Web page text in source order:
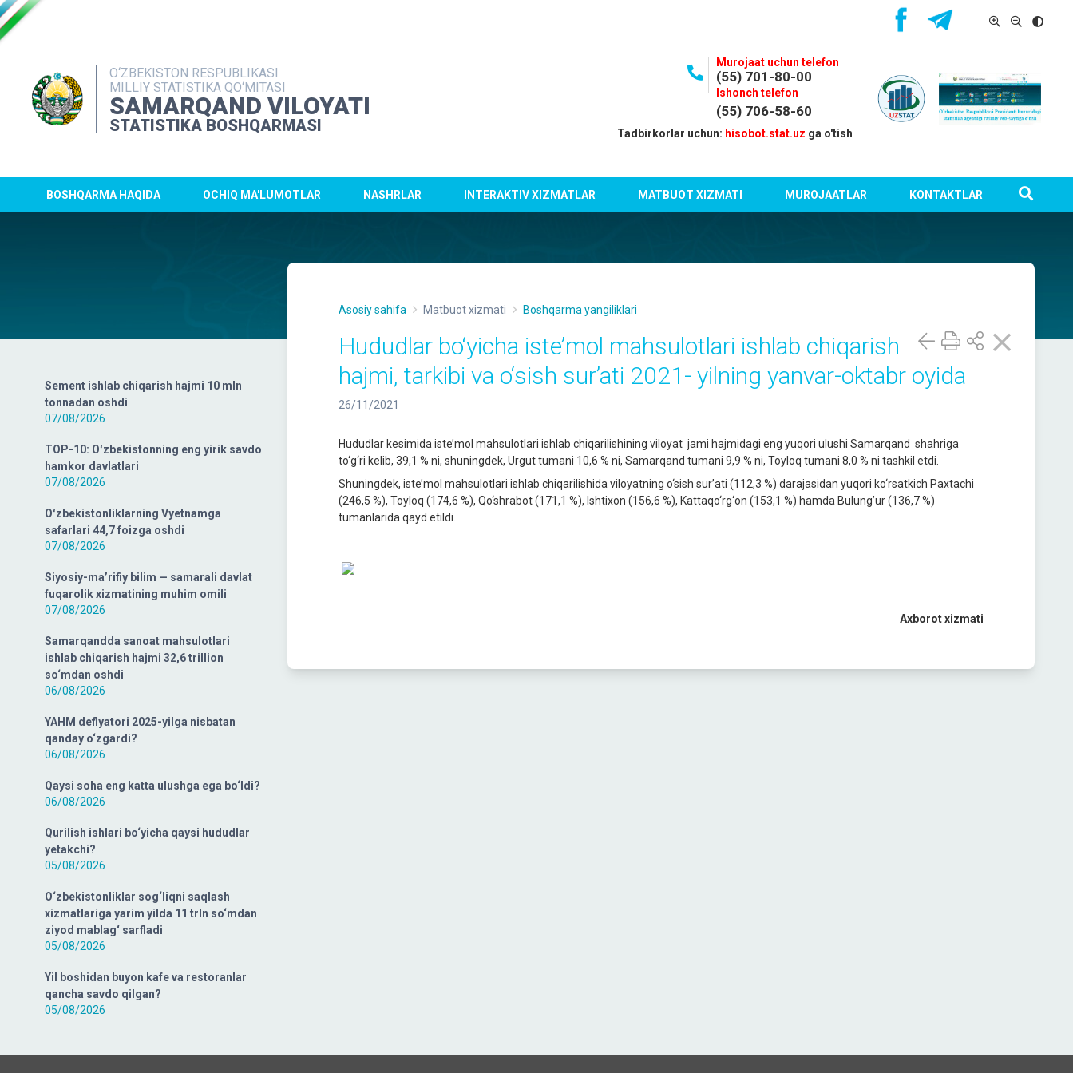
O‘ZBEKISTON RESPUBLIKASI
MILLIY STATISTIKA QO‘MITASI
SAMARQAND VILOYATI
STATISTIKA BOSHQARMASI
Murojaat uchun telefon
(55) 701-80-00
Ishonch telefon
(55) 706-58-60
Tadbirkorlar uchun: hisobot.stat.uz ga o'tish
BOSHQARMA HAQIDA OCHIQ MA'LUMOTLAR NASHRLAR INTERAKTIV XIZMATLAR MATBUOT XIZMATI MUROJAATLAR KONTAKTLAR
Sement ishlab chiqarish hajmi 10 mln
tonnadan oshdi
07/08/2026
TOP-10: Oʻzbekistonning eng yirik savdo
hamkor davlatlari
07/08/2026
Oʻzbekistonliklarning Vyetnamga
safarlari 44,7 foizga oshdi
07/08/2026
Siyosiy-ma’rifiy bilim — samarali davlat
fuqarolik xizmatining muhim omili
07/08/2026
Samarqandda sanoat mahsulotlari
ishlab chiqarish hajmi 32,6 trillion
so‘mdan oshdi
06/08/2026
YAHM deflyatori 2025-yilga nisbatan
qanday o‘zgardi?
06/08/2026
Qaysi soha eng katta ulushga ega bo‘ldi?
06/08/2026
Qurilish ishlari bo‘yicha qaysi hududlar
yetakchi?
05/08/2026
O‘zbekistonliklar sog‘liqni saqlash
xizmatlariga yarim yilda 11 trln so‘mdan
ziyod mablag‘ sarfladi
05/08/2026
Yil boshidan buyon kafe va restoranlar
qancha savdo qilgan?
05/08/2026
Asosiy sahifa Matbuot xizmati Boshqarma yangiliklari
Hududlar bo‘yicha iste’mol mahsulotlari ishlab chiqarish
hajmi, tarkibi va o‘sish sur’ati 2021- yilning yanvar-oktabr oyida
26/11/2021
Hududlar kesimida iste’mol mahsulotlari ishlab chiqarilishining viloyat jami hajmidagi eng yuqori ulushi Samarqand shahriga
to‘g‘ri kelib, 39,1 % ni, shuningdek, Urgut tumani 10,6 % ni, Samarqand tumani 9,9 % ni, Toyloq tumani 8,0 % ni tashkil etdi.
Shuningdek, iste’mol mahsulotlari ishlab chiqarilishida viloyatning o‘sish sur’ati (112,3 %) darajasidan yuqori ko‘rsatkich Paxtachi
(246,5 %), Toyloq (174,6 %), Qo‘shrabot (171,1 %), Ishtixon (156,6 %), Kattaqo‘rg‘on (153,1 %) hamda Bulung’ur (136,7 %)
tumanlarida qayd etildi.
Axborot xizmati